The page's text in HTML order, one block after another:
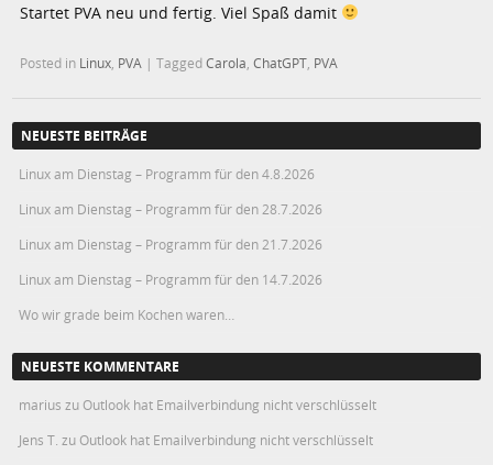
Startet PVA neu und fertig. Viel Spaß damit
Posted in Linux PVA |TaggedCarola ,ChatGPT PVA
NEUESTE BEITRÄGE
Linux am Dienstag – Programm für den 4.8.2026
Linux am Dienstag – Programm für den 28.7.2026
Linux am Dienstag – Programm für den 21.7.2026
Linux am Dienstag – Programm für den 14.7.2026
Wo wir grade beim Kochen waren…
NEUESTE KOMMENTARE
marius zu Outlook hat Emailverbindung nicht verschlüsselt
Jens T. zu Outlook hat Emailverbindung nicht verschlüsselt